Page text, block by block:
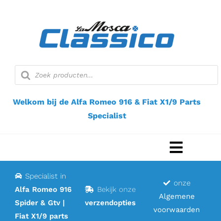
Producten
zoeken
Welkom bij de Alfa Romeo 916 & Fiat X1/9 Parts
Specialist
Webshop
Specialist in
Alfa Romeo 916
Spider & Gtv |
Fiat X1/9 parts
Bekijk onze
verzendopties
onze
Algemene
voorwaarden